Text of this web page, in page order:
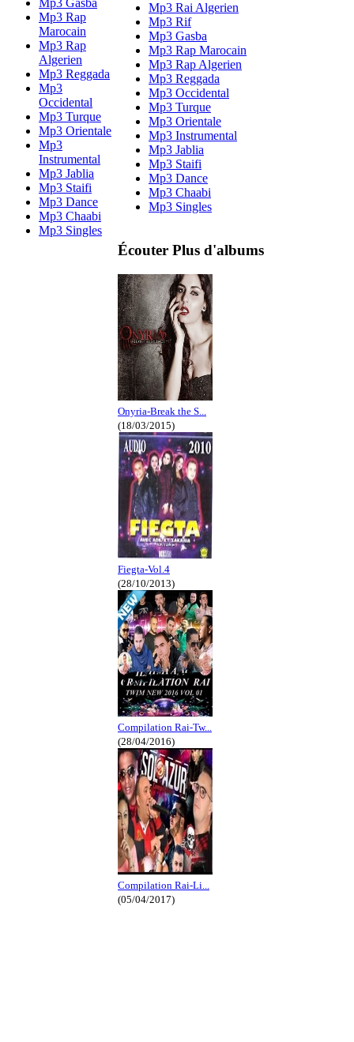
Mp3 Rap
Marocain
Mp3 Rap
Algerien
Mp3 Reggada
Mp3
Occidental
Mp3 Turque
Mp3 Orientale
Mp3
Instrumental
Mp3 Jablia
Mp3 Staifi
Mp3 Dance
Mp3 Chaabi
Mp3 Singles
Mp3 Rai Algerien
Mp3 Rif
Mp3 Gasba
Mp3 Rap Marocain
Mp3 Rap Algerien
Mp3 Reggada
Mp3 Occidental
Mp3 Turque
Mp3 Orientale
Mp3 Instrumental
Mp3 Jablia
Mp3 Staifi
Mp3 Dance
Mp3 Chaabi
Mp3 Singles
Écouter Plus d'albums
Onyria-Break the S...
(18/03/2015)
Fiegta-Vol.4
(28/10/2013)
Compilation Rai-Tw...
(28/04/2016)
Compilation Rai-Li...
(05/04/2017)